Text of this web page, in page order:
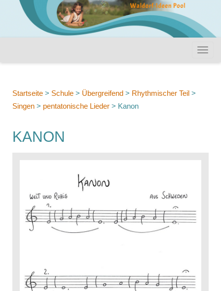
Startseite > Schule > Übergreifend > Rhythmischer Teil >
Singen > pentatonische Lieder > Kanon
KANON